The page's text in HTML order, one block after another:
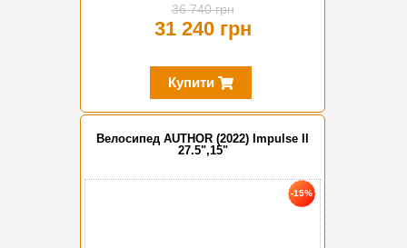
36 740 грн
31 240 грн
Купити
Велосипед AUTHOR (2022) Impulse II
27.5",15"
-15%